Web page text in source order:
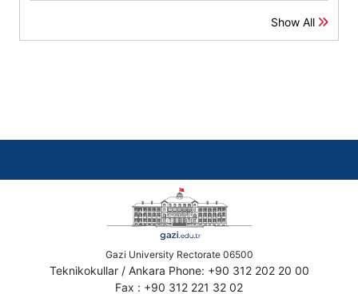
Show All
Gazi University Rectorate 06500
Teknikokullar / Ankara Phone: +90 312 202 20 00
Fax : +90 312 221 32 02